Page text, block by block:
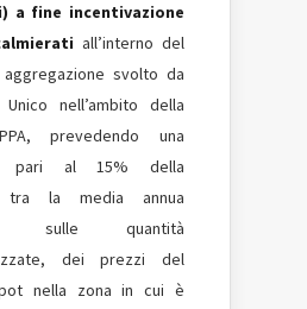
a fine incentivazione
all’interno del
svolto da
nell’ambito della
prevedendo una
pari al 15% della
tra la media annua
sulle quantità
dei prezzi del
nella zona in cui è